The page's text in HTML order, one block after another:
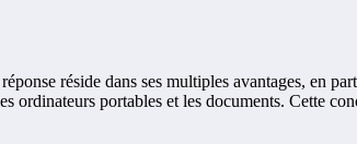
réside dans ses multiples avantages, en
ordinateurs portables et les documents. Cette